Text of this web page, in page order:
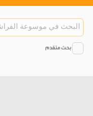
بحث متقدم